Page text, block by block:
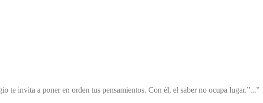
te invita a poner en orden tus pensamientos. Con él, el saber no ocupa lugar.”...”